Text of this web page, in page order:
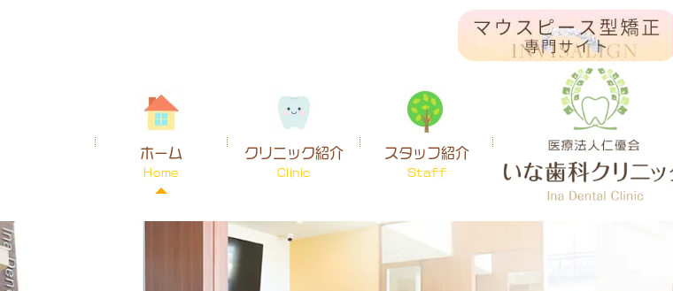
ホーム
Home
クリニック紹介
Clinic
スタッフ紹介
Staff